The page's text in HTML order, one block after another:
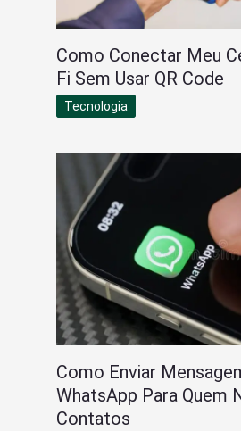
Como Conectar Meu
Fi Sem Usar QR Code
Tecnologia
Como Enviar
WhatsApp Para Quem
Contatos